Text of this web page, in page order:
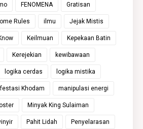
FENOMENA Gratisan
Rules ilmu Jejak Mistis
Keilmuan Kepekaan Batin
Kerejekian kewibawaan
logika cerdas logika mistika
Khodam manipulasi energi
Minyak King Sulaiman
Pahit Lidah Penyelarasan